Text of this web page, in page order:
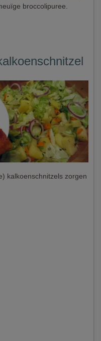
broccolipuree.
kalkoenschnitzels zorgen